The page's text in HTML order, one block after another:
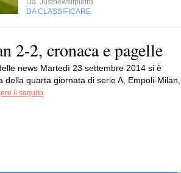
Da Justnewsitpietro
DA CLASSIFICARE
2-2, cronaca e pagelle
news Martedì 23 settembre 2014 si è
della quarta giornata di serie A, Empoli-Milan,
il seguito